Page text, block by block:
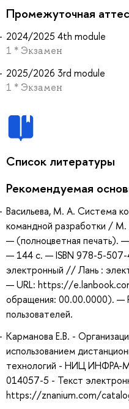
Промежуточная
2024/2025 4th module
1 * Экзамен
2025/2026 3rd module
1 * Экзамен
Список литературы
Рекомендуемая
Васильева, М. А. Система
командной разработки / М.
— (полноцветная печать).
— 144 с. — ISBN 978-5-
электронный // Лань :
— URL: https://
обращения: 00.00.0000). —
пользователей.
Карманова Е.В. -
использованием
технологий - НИЦ ИНФРА-
014057-5 - Текст
https://znanium.com/